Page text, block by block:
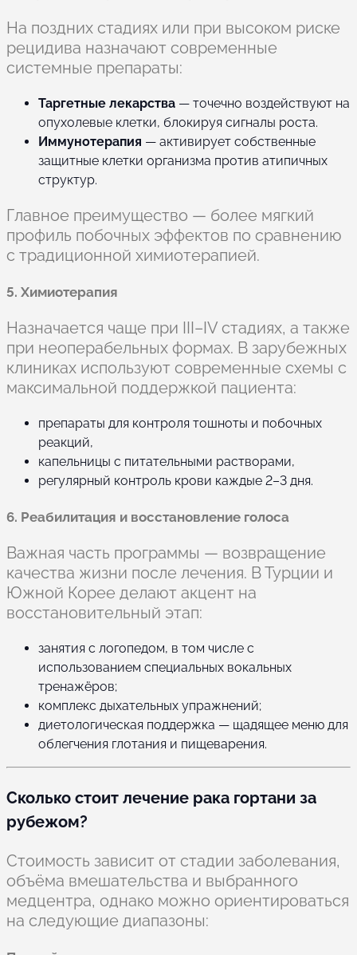
На поздних стадиях или при высоком риске
рецидива назначают современные
системные препараты:
Таргетные лекарства — точечно воздействуют на
опухолевые клетки, блокируя сигналы роста.
Иммунотерапия — активирует собственные
защитные клетки организма против атипичных
структур.
Главное преимущество — более мягкий
профиль побочных эффектов по сравнению
с традиционной химиотерапией.
5. Химиотерапия
Назначается чаще при III–IV стадиях, а также
при неоперабельных формах. В зарубежных
клиниках используют современные схемы с
максимальной поддержкой пациента:
препараты для контроля тошноты и побочных
реакций,
капельницы с питательными растворами,
регулярный контроль крови каждые 2–3 дня.
6. Реабилитация и восстановление голоса
Важная часть программы — возвращение
качества жизни после лечения. В Турции и
Южной Корее делают акцент на
восстановительный этап:
занятия с логопедом, в том числе с
использованием специальных вокальных
тренажёров;
комплекс дыхательных упражнений;
диетологическая поддержка — щадящее меню для
облегчения глотания и пищеварения.
Сколько стоит лечение рака гортани за
рубежом?
Стоимость зависит от стадии заболевания,
объёма вмешательства и выбранного
медцентра, однако можно ориентироваться
на следующие диапазоны: